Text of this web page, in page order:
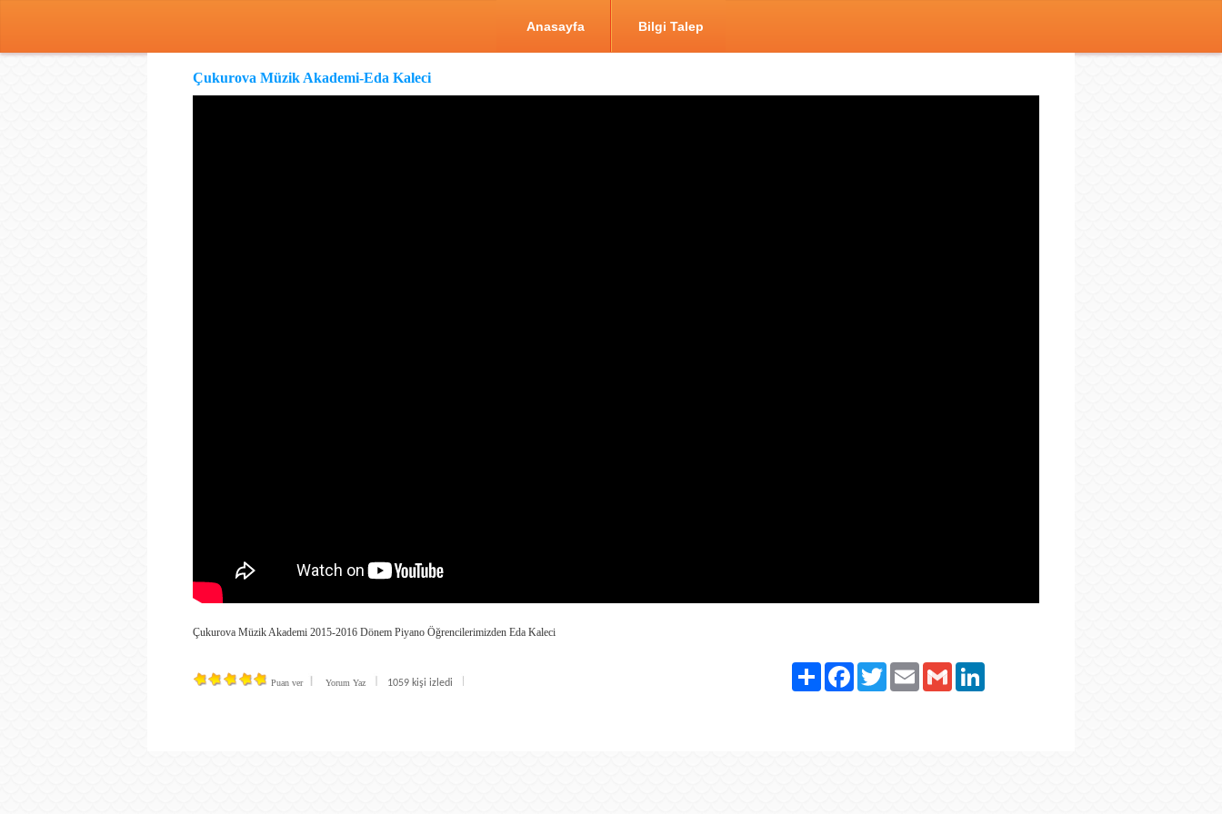
Anasayfa Bilgi Talep
Çukurova Müzik Akademi-Eda Kaleci
Çukurova Müzik Akademi 2015-2016 Dönem Piyano Öğrencilerimizden Eda Kaleci
Puan ver Yorum Yaz 1059 kişi izledi
Paylaş FacebookTwitter Email Gmail